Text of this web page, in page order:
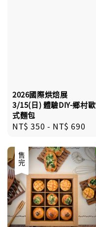
2026國際烘焙展
3/15(日) 體驗DIY-鄉村歐
式麵包
Regular
NT$ 350 - NT$ 690
售完